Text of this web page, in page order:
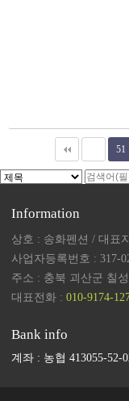
51
Information
상호 : 송화펜션 / 대표
사업자등록번호 : 317-
주소 : 충북 괴산군 칠
대표전화 : 010-9174-
Bank info
계좌 : 농협 413055-52-